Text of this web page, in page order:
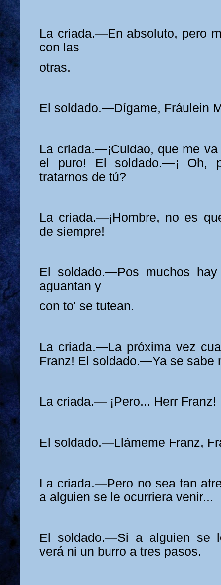
La criada.—En absoluto, pero
con las
otras.
El soldado.—Dígame, Fráulein
La criada.—¡Cuidao, que me
el puro! El soldado.—¡ Oh,
tratarnos de tú?
La criada.—¡Hombre, no es
de siempre!
El soldado.—Pos muchos
aguantan y
con to' se tutean.
La criada.—La próxima vez
Franz! El soldado.—Ya se sabe
La criada.— ¡Pero... Herr Franz!
El soldado.—Llámeme Franz,
La criada.—Pero no sea tan
a alguien se le ocurriera venir...
El soldado.—Si a alguien se
verá ni un burro a tres pasos.